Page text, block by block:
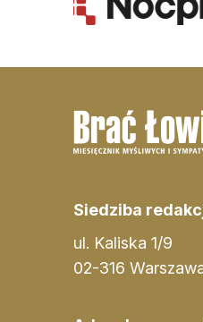
Siedziba
ul. Kaliska 1/9
02-316